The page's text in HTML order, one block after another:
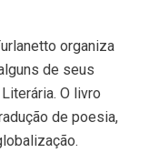
organiza
de seus
O livro
de poesia,